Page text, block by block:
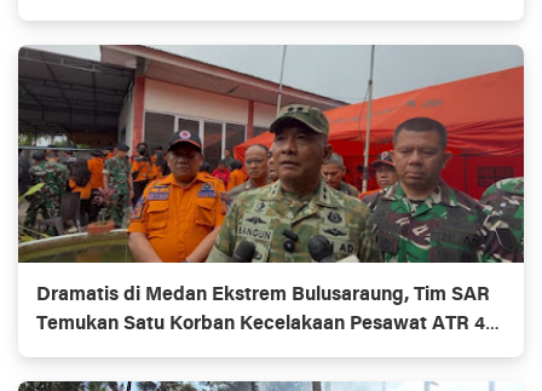
Dramatis di Medan Ekstrem Bulusaraung, Tim SAR
Temukan Satu Korban Kecelakaan Pesawat ATR 42-
500